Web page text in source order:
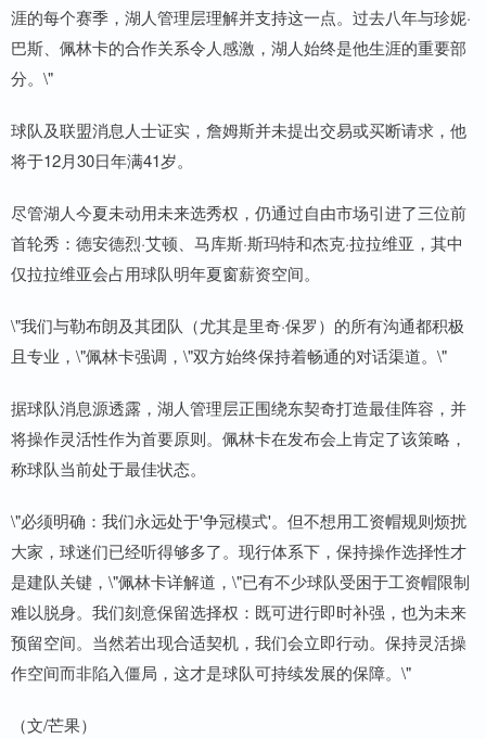
涯的每个赛季，湖人管理层理解并支持这一点。过去八年与珍妮·
巴斯、佩林卡的合作关系令人感激，湖人始终是他生涯的重要部
分。\"
球队及联盟消息人士证实，詹姆斯并未提出交易或买断请求，他
将于12月30日年满41岁。
尽管湖人今夏未动用未来选秀权，仍通过自由市场引进了三位前
首轮秀：德安德烈·艾顿、马库斯·斯玛特和杰克·拉拉维亚，其中
仅拉拉维亚会占用球队明年夏窗薪资空间。
\"我们与勒布朗及其团队（尤其是里奇·保罗）的所有沟通都积极
且专业，\"佩林卡强调，\"双方始终保持着畅通的对话渠道。\"
据球队消息源透露，湖人管理层正围绕东契奇打造最佳阵容，并
将操作灵活性作为首要原则。佩林卡在发布会上肯定了该策略，
称球队当前处于最佳状态。
\"必须明确：我们永远处于'争冠模式'。但不想用工资帽规则烦扰
大家，球迷们已经听得够多了。现行体系下，保持操作选择性才
是建队关键，\"佩林卡详解道，\"已有不少球队受困于工资帽限制
难以脱身。我们刻意保留选择权：既可进行即时补强，也为未来
预留空间。当然若出现合适契机，我们会立即行动。保持灵活操
作空间而非陷入僵局，这才是球队可持续发展的保障。\"
（文/芒果）